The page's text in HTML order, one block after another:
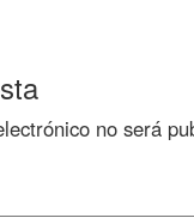
no será